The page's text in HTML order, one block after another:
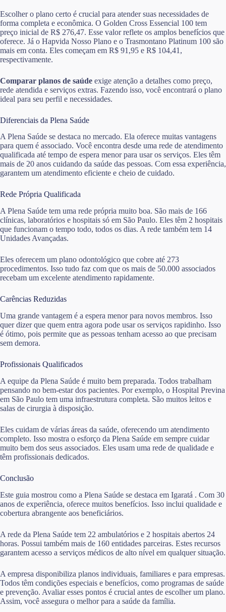
Escolher o plano certo é crucial para atender suas necessidades de
forma completa e econômica. O Golden Cross Essencial 100 tem
preço inicial de R$ 276,47. Esse valor reflete os amplos benefícios que
oferece. Já o Hapvida Nosso Plano e o Trasmontano Platinum 100 são
mais em conta. Eles começam em R$ 91,95 e R$ 104,41,
respectivamente.
Comparar planos de saúde exige atenção a detalhes como preço,
rede atendida e serviços extras. Fazendo isso, você encontrará o plano
ideal para seu perfil e necessidades.
Diferenciais da Plena Saúde
A Plena Saúde se destaca no mercado. Ela oferece muitas vantagens
para quem é associado. Você encontra desde uma rede de atendimento
qualificada até tempo de espera menor para usar os serviços. Eles têm
mais de 20 anos cuidando da saúde das pessoas. Com essa experiência,
garantem um atendimento eficiente e cheio de cuidado.
Rede Própria Qualificada
A Plena Saúde tem uma rede própria muito boa. São mais de 166
clínicas, laboratórios e hospitais só em São Paulo. Eles têm 2 hospitais
que funcionam o tempo todo, todos os dias. A rede também tem 14
Unidades Avançadas.
Eles oferecem um plano odontológico que cobre até 273
procedimentos. Isso tudo faz com que os mais de 50.000 associados
recebam um excelente atendimento rapidamente.
Carências Reduzidas
Uma grande vantagem é a espera menor para novos membros. Isso
quer dizer que quem entra agora pode usar os serviços rapidinho. Isso
é ótimo, pois permite que as pessoas tenham acesso ao que precisam
sem demora.
Profissionais Qualificados
A equipe da Plena Saúde é muito bem preparada. Todos trabalham
pensando no bem-estar dos pacientes. Por exemplo, o Hospital Previna
em São Paulo tem uma infraestrutura completa. São muitos leitos e
salas de cirurgia à disposição.
Eles cuidam de várias áreas da saúde, oferecendo um atendimento
completo. Isso mostra o esforço da Plena Saúde em sempre cuidar
muito bem dos seus associados. Eles usam uma rede de qualidade e
têm profissionais dedicados.
Conclusão
Este guia mostrou como a Plena Saúde se destaca em Igaratá . Com 30
anos de experiência, oferece muitos benefícios. Isso inclui qualidade e
cobertura abrangente aos beneficiários.
A rede da Plena Saúde tem 22 ambulatórios e 2 hospitais abertos 24
horas. Possui também mais de 160 entidades parceiras. Estes recursos
garantem acesso a serviços médicos de alto nível em qualquer situação.
A empresa disponibiliza planos individuais, familiares e para empresas.
Todos têm condições especiais e benefícios, como programas de saúde
e prevenção. Avaliar esses pontos é crucial antes de escolher um plano.
Assim, você assegura o melhor para a saúde da família.